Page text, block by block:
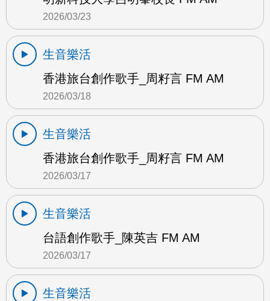
2026/03/23
生音樂活
香港旅台創作歌手_周籽言 FM AM
2026/03/18
生音樂活
香港旅台創作歌手_周籽言 FM AM
2026/03/17
生音樂活
台語創作歌手_陳英吉 FM AM
2026/03/17
生音樂活